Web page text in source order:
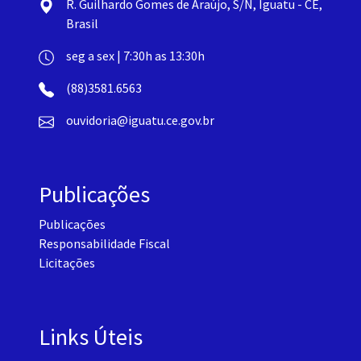
R. Guilhardo Gomes de Araújo, S/N, Iguatu - CE,
Brasil
seg a sex | 7:30h as 13:30h
(88)3581.6563
ouvidoria@iguatu.ce.gov.br
Publicações
Publicações
Responsabilidade Fiscal
Licitações
Links Úteis